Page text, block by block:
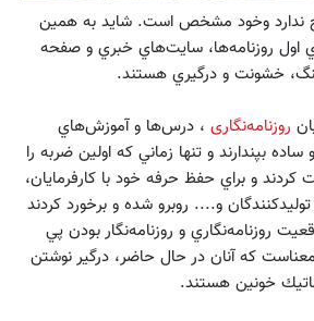
ندارد وخود مشخص است. شايد به همین
روزنامه‌ها، سايت‌هاي خبري و صفحه
خشونت و درگيري هستند.
روزنامه‌نگاری ، درس‌ها و آموزش‌هاي
بپندارند و تنها زماني كه اولين ضربه را
كردند و براي حفظ حرفه خود با كارفرمايان،
و.... روبرو شده و برخورد كردند
روزنامه‌نگاري و روزنامه‌نگار بودن پي‌
كه آنان در حال حاضر، درگير نوشتن
خونين هستند.